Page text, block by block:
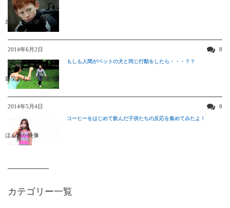
感動する映像
2014年6月2日 8
爆笑おもしろ映像
もしも人間がペットの犬と同じ行動をしたら・・・？？
2014年5月4日 8
ほんわか映像
コーヒーをはじめて飲んだ子供たちの反応を集めてみたよ！
カテゴリー一覧